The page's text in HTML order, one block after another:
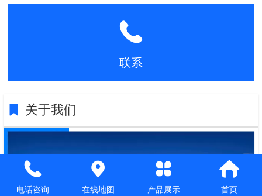
联系
关于我们
电话咨询 在线地图 产品展示 首页